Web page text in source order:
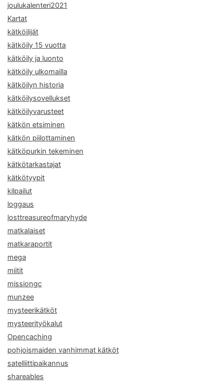
joulukalenteri2021
Kartat
kätköilijät
kätköily 15 vuotta
kätköily ja luonto
kätköily ulkomailla
kätköilyn historia
kätköilysovellukset
kätköilyvarusteet
kätkön etsiminen
kätkön piilottaminen
kätköpurkin tekeminen
kätkötarkastajat
kätkötyypit
kilpailut
loggaus
losttreasureofmaryhyde
matkalaiset
matkaraportit
mega
miitit
missiongc
munzee
mysteerikätköt
mysteerityökalut
Opencaching
pohjoismaiden vanhimmat kätköt
satelliittipaikannus
shareables